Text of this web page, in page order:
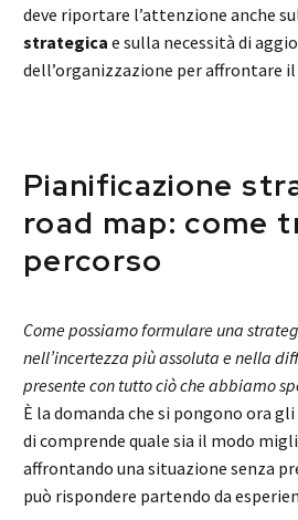
deve riportare l’attenzione anche
strategica e sulla necessità di
dell’organizzazione per affrontare
Pianificazione
road map: come
percorso
Come possiamo formulare una
nell’incertezza più assoluta e nella
presente con tutto ciò che abbiamo
È la domanda che si pongono ora
di comprende quale sia il modo
affrontando una situazione senza
può rispondere partendo da